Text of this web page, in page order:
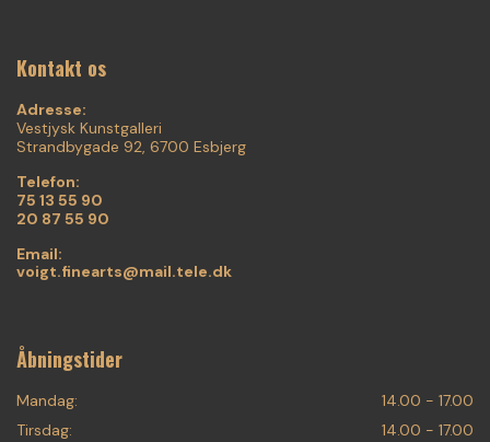
Kontakt os
Adresse:
Vestjysk Kunstgalleri
Strandbygade 92, 6700 Esbjerg
Telefon:
75 13 55 90
20 87 55 90
Email:
voigt.finearts@mail.tele.dk
Åbningstider
Mandag:
14.00 - 17.00
Tirsdag:
14.00 - 17.00